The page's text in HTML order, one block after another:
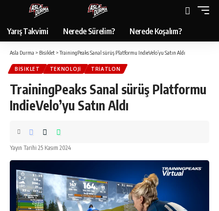
Yarış Takvimi Nerede Sürelim? Nerede Koşalım?
Asla Durma > Bisiklet >TrainingPeaks Sanal sürüş Platformu IndieVelo’yu Satın Aldı
BISIKLET TEKNOLOJI TRIATLON
TrainingPeaks Sanal sürüş Platformu
IndieVelo’yu Satın Aldı
Yayın Tarihi 25 Kasım 2024